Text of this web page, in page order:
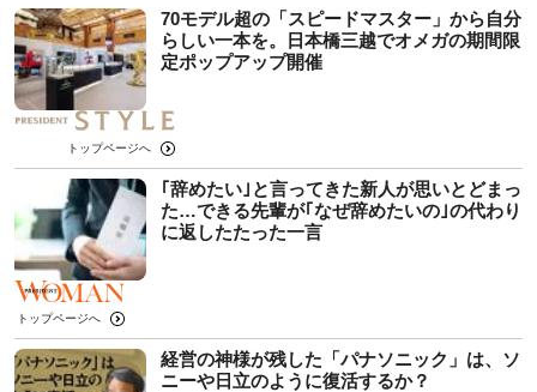
70モデル超の「スピードマスター」から自分
らしい一本を。日本橋三越でオメガの期間限
定ポップアップ開催
トップページへ
｢辞めたい｣と言ってきた新人が思いとどまっ
た…できる先輩が｢なぜ辞めたいの｣の代わり
に返したたった一言
トップページへ
経営の神様が残した「パナソニック」は、ソ
ニーや日立のように復活するか？